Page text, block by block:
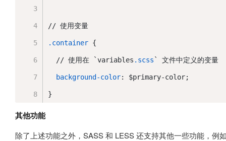
// 使用变量
.container {
  // 使用在 `variables
.scss ` 文件中定义的变量
background-color: $primary-color;
}
其他功能
除了上述功能之外，SASS 和 LESS 还支持其他一些功能，例